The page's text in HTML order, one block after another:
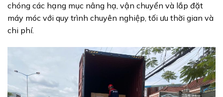
chóng các hạng mục nâng hạ, vận chuyển và lắp đặt
máy móc với quy trình chuyên nghiệp, tối ưu thời gian và
chi phí.